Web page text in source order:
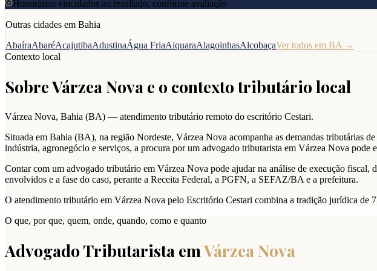
Honorários vinculados ao resultado, conforme avaliação
Outras cidades em Bahia
AbaíraAbaréAcajutibaAdustinaÁgua FriaAiquaraAlagoinhasAlcobaçaVer todos em BA →
Contexto local
SobreVárzea Novae o contexto tributário local
Várzea Nova, Bahia (BA) — atendimento tributário remoto do escritório Cestari.
Situada em Bahia (BA), na região Nordeste, Várzea Nova acompanha as demandas tributárias
indústria, agronegócio e serviços, a procura por um advogado tributarista em Várzea Nova pode
Contar com um advogado tributário em Várzea Nova pode ajudar na análise de execução
envolvidos e a fase do caso, perante a Receita Federal, a PGFN, a SEFAZ/BA e a prefeitura.
O atendimento tributário em Várzea Nova pelo Escritório Cestari combina a tradição jurídica de
O que, por que, quem, onde, quando, como e quanto
Advogado Tributarista emVárzea Nova